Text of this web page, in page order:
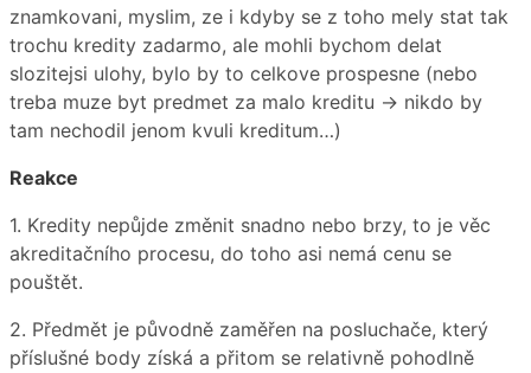
znamkovani, myslim, ze i kdyby se z toho mely stat tak
trochu kredity zadarmo, ale mohli bychom delat
slozitejsi ulohy, bylo by to celkove prospesne (nebo
treba muze byt predmet za malo kreditu → nikdo by
tam nechodil jenom kvuli kreditum…)
Reakce
1. Kredity nepůjde změnit snadno nebo brzy, to je věc
akreditačního procesu, do toho asi nemá cenu se
pouštět.
2. Předmět je původně zaměřen na posluchače, který
příslušné body získá a přitom se relativně pohodlně